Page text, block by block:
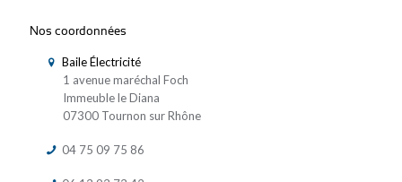
Nos coordonnées
Baile Électricité
1 avenue maréchal Foch
Immeuble le Diana
07300 Tournon sur Rhône
04 75 09 75 86